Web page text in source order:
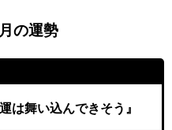
の運勢
は舞い込んできそう』